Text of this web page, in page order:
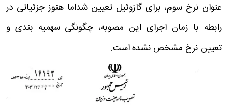
عنوان نرخ سوم، برای گازوئیل تعیین شداما هنوز جزئیاتی در
رابطه با زمان اجرای این مصوبه، چگونگی سهمیه بندی و
تعیین نرخ مشخص نشده است.